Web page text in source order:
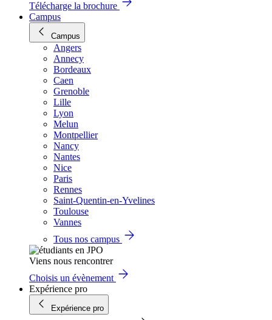
Télécharge la brochure
Campus
Campus
Angers
Annecy
Bordeaux
Caen
Grenoble
Lille
Lyon
Melun
Montpellier
Nancy
Nantes
Nice
Paris
Rennes
Saint-Quentin-en-Yvelines
Toulouse
Vannes
Tous nos campus
Viens nous rencontrer
Choisis un évènement
Expérience pro
Expérience pro